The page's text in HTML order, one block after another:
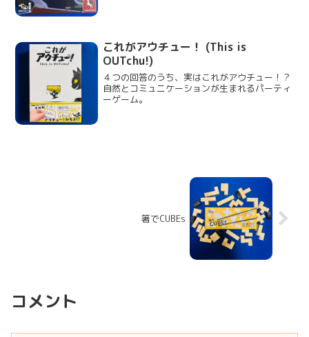
これがアウチュー！ (This is
OUTchu!)
４つの回答のうち、実はこれがアウチュー！？
自然とコミュニケーションが生まれるパーティ
ーゲーム。
箸でCUBEs
コメント